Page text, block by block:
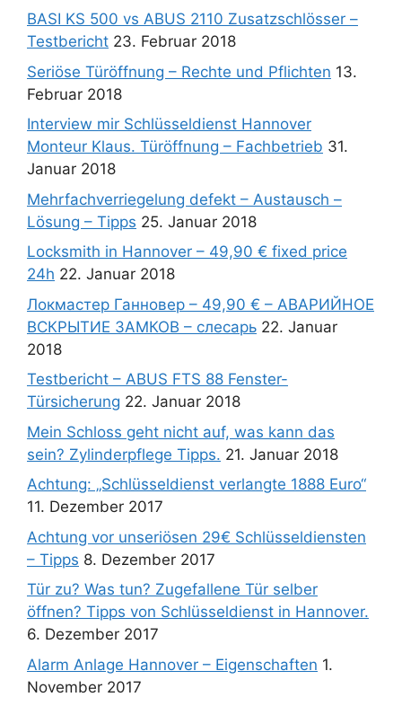
BASI KS 500 vs ABUS 2110 Zusatzschlösser –
Testbericht 23. Februar 2018
Seriöse Türöffnung – Rechte und Pflichten 13.
Februar 2018
Interview mir Schlüsseldienst Hannover
Monteur Klaus. Türöffnung – Fachbetrieb 31.
Januar 2018
Mehrfachverriegelung defekt – Austausch –
Lösung – Tipps 25. Januar 2018
Locksmith in Hannover – 49,90 € fixed price
24h 22. Januar 2018
Локмастер Ганновер – 49,90 € – АВАРИЙНОЕ
ВСКРЫТИЕ ЗАМКОВ – слесарь 22. Januar
2018
Testbericht – ABUS FTS 88 Fenster-
Türsicherung 22. Januar 2018
Mein Schloss geht nicht auf, was kann das
sein? Zylinderpflege Tipps. 21. Januar 2018
Achtung: „Schlüsseldienst verlangte 1888 Euro“
11. Dezember 2017
Achtung vor unseriösen 29€ Schlüsseldiensten
– Tipps 8. Dezember 2017
Tür zu? Was tun? Zugefallene Tür selber
öffnen? Tipps von Schlüsseldienst in Hannover.
6. Dezember 2017
Alarm Anlage Hannover – Eigenschaften 1.
November 2017